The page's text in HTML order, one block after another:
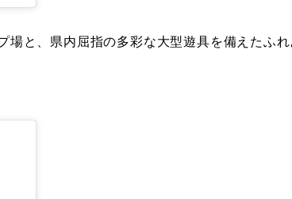
と、県内屈指の多彩な大型遊具を備えたふ